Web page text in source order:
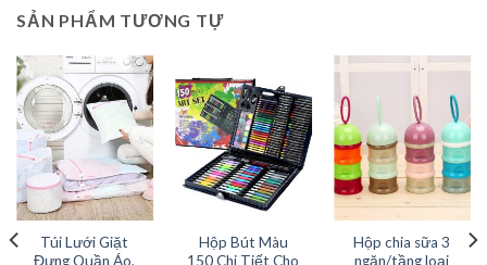
SẢN PHẨM TƯƠNG TỰ
Túi Lưới Giặt
Đựng Quần Áo,
Hộp Bút Màu
150 Chi Tiết Cho
Hộp chia sữa 3
ngăn/tầng loại